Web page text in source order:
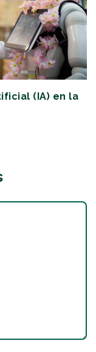
(IA) en la